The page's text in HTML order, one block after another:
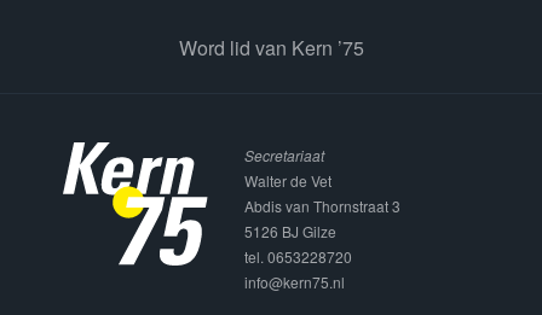
Word lid van Kern ’75
Secretariaat
Walter de Vet
Abdis van Thornstraat 3
5126 BJ Gilze
tel. 0653228720
info@kern75.nl